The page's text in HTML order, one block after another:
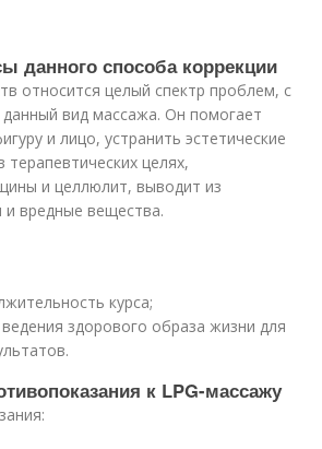
данного способа коррекции
относится целый спектр проблем, с
вид массажа. Он помогает
и лицо, устранить эстетические
целях,
и целлюлит, выводит из
и вредные вещества.
курса;
здорового образа жизни для
к LPG-массажу